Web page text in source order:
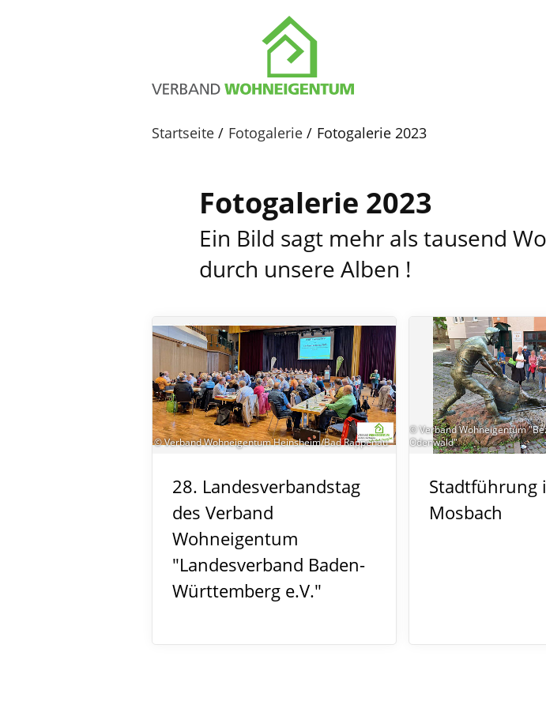
Startseite Fotogalerie Fotogalerie 2023
Fotogalerie 2023
Ein Bild sagt mehr als tausend
durch unsere Alben !
© Verband Wohneigentum Heinsheim/Bad Rappenau
28. Landesverbandstag
des Verband
Wohneigentum
"Landesverband Baden-
Württemberg e.V."
© Verband Wohneigentum
Odenwald"
Stadtführung
Mosbach